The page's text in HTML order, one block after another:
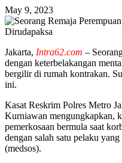
May 9, 2023
Jakarta, Intra62.com –
dengan keterbelakangan
bergilir di rumah kontrakan.
ini.
Kasat Reskrim Polres Metro
Kurniawan mengungkapkan,
pemerkosaan bermula saat
dengan salah satu pelaku
(medsos).